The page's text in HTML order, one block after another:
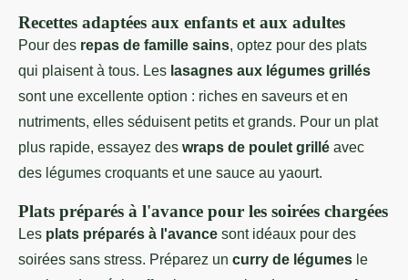
Recettes adaptées aux enfants et aux adultes
Pour des repas de famille sains, optez pour des plats
qui plaisent à tous. Les lasagnes aux légumes grillés
sont une excellente option : riches en saveurs et en
nutriments, elles séduisent petits et grands. Pour un plat
plus rapide, essayez des wraps de poulet grillé avec
des légumes croquants et une sauce au yaourt.
Plats préparés à l'avance pour les soirées chargées
Les plats préparés à l'avance sont idéaux pour des
soirées sans stress. Préparez un curry de légumes le